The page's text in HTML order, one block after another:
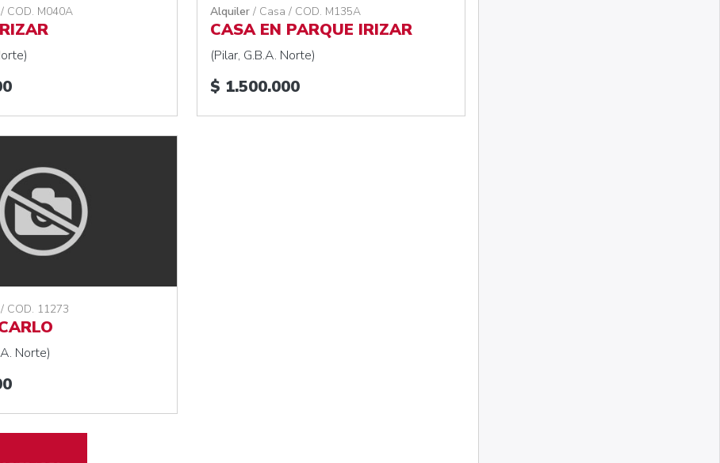
COD. M040A Alquiler / Casa / COD. M135A
CASA EN PARQUE IRIZAR
(Pilar, G.B.A. Norte)
$ 1.500.000
COD. 11273
Norte)